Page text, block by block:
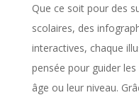
Que ce soit pour des
scolaires, des
interactives, chaque
pensée pour guider
âge ou leur niveau.